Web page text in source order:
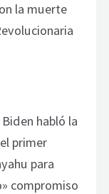
la muerte
habló la
primer
para
compromiso